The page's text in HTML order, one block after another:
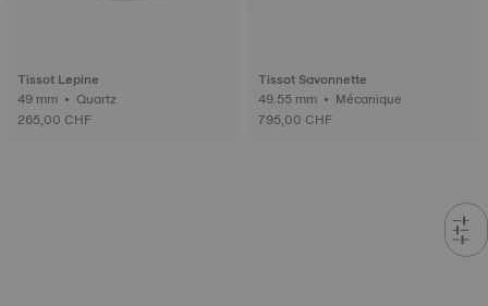
Tissot Lepine
49 mm • Quartz
265,00 CHF
Tissot Savonnette
49.55 mm • Mécanique
795,00 CHF